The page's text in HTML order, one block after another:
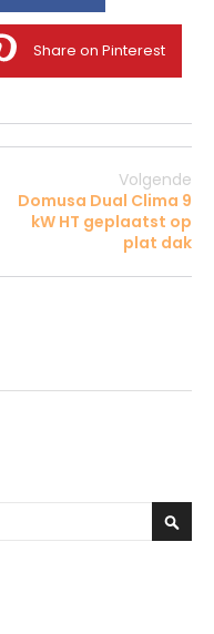
Share on Pinterest
Volgende
Domusa Dual Clima 9
kW HT geplaatst op
plat dak